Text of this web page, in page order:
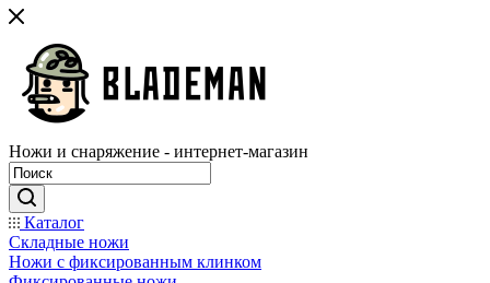
Ножи и снаряжение - интернет-магазин
Каталог
Складные ножи
Ножи с фиксированным клинком